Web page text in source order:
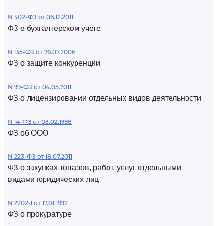
N 402-ФЗ от 06.12.2011
ФЗ о бухгалтерском учете
N 135-ФЗ от 26.07.2006
ФЗ о защите конкуренции
N 99-ФЗ от 04.05.2011
ФЗ о лицензировании отдельных видов деятельности
N 14-ФЗ от 08.02.1998
ФЗ об ООО
N 223-ФЗ от 18.07.2011
ФЗ о закупках товаров, работ, услуг отдельными
видами юридических лиц
N 2202-1 от 17.01.1992
ФЗ о прокуратуре